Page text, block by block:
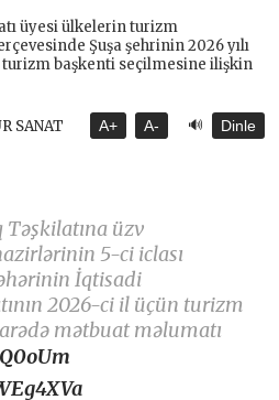
SANAT A+ A- 🔊 Dinle
üzv
5-ci iclası
İqtisadi
2026-ci il üçün turizm
mətbuat məlumatı